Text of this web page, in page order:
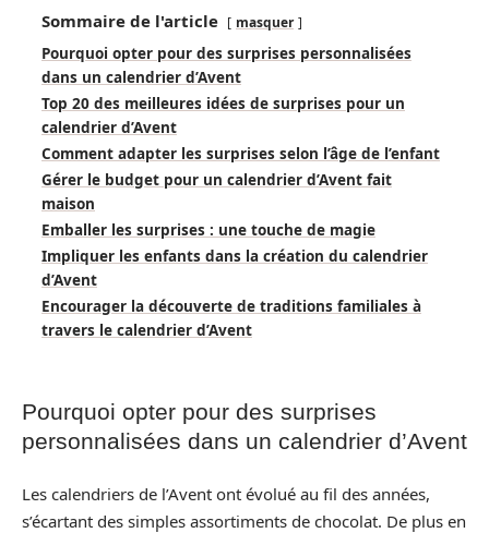
Sommaire de l'article masquer
Pourquoi opter pour des surprises personnalisées
dans un calendrier d’Avent
Top 20 des meilleures idées de surprises pour un
calendrier d’Avent
Comment adapter les surprises selon l’âge de l’enfant
Gérer le budget pour un calendrier d’Avent fait
maison
Emballer les surprises : une touche de magie
Impliquer les enfants dans la création du calendrier
d’Avent
Encourager la découverte de traditions familiales à
travers le calendrier d’Avent
Pourquoi opter pour des surprises
personnalisées dans un calendrier d’Avent
Les calendriers de l’Avent ont évolué au fil des années,
s’écartant des simples assortiments de chocolat. De plus en